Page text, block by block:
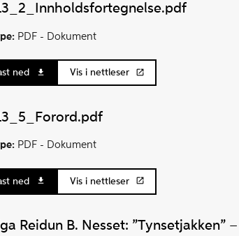
PDF - Dokument
ned Vis i nettleser
PDF - Dokument
ned Vis i nettleser
Reidun B. Nesset: ”Tynsetjakken”